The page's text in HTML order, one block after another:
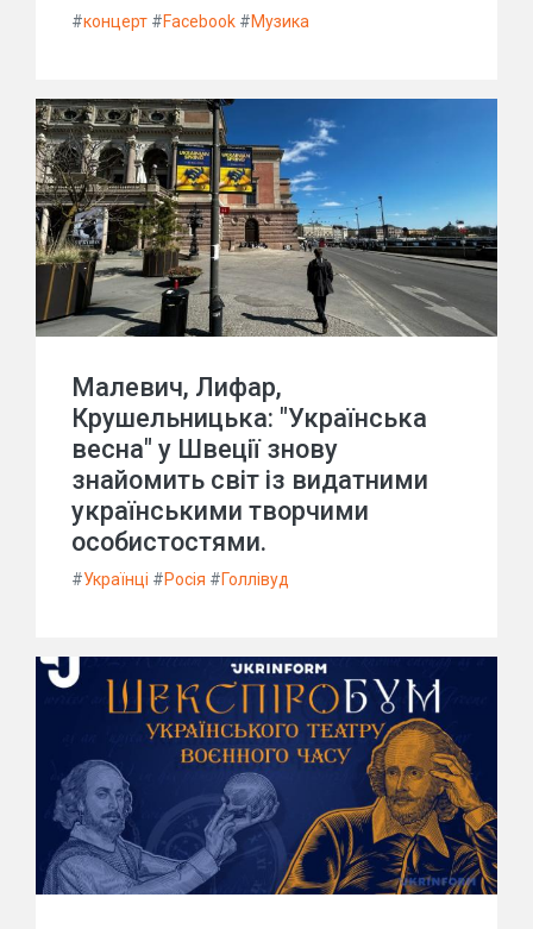
#концерт #Facebook #Музика
Малевич, Лифар,
Крушельницька: "Українська
весна" у Швеції знову
знайомить світ із видатними
українськими творчими
особистостями.
#Українці #Росія #Голлівуд